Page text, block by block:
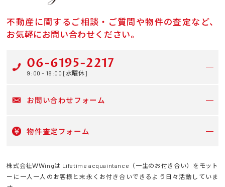
不動産に関するご相談・ご質問や物件の査定など、
お気軽にお問い合わせください。
06-6195-2217
9:00 - 18:00 [水曜休]
お問い合わせフォーム
物件査定フォーム
株式会社ＷＷingは Lifetime acquaintance（一生のお付き合い）をモット
ーに一人一人のお客様と末永くお付き合いできるよう日々活動していま